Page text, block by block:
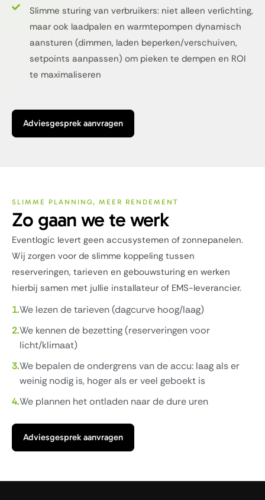
Slimme sturing van verbruikers: niet alleen verlichting,
maar ook laadpalen en warmtepompen dynamisch
aansturen (dimmen, laden beperken/verschuiven,
setpoints aanpassen) om pieken te dempen en ROI
te maximaliseren
Adviesgesprek aanvragen
SLIMME PLANNING, MEER RENDEMENT
Zo gaan we te werk
Eventlogic levert geen accusystemen of zonnepanelen.
Wij zorgen voor de slimme koppeling tussen
reserveringen, tarieven en gebouwsturing en werken
hierbij samen met jullie installateur of EMS-leverancier.
We lezen de tarieven (dagcurve hoog/laag)
We kennen de bezetting (reserveringen voor
licht/klimaat)
We bepalen de ondergrens van de accu: laag als er
weinig nodig is, hoger als er veel geboekt is
We plannen het ontladen naar de dure uren
Adviesgesprek aanvragen